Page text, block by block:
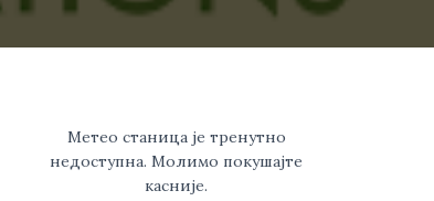
Метео станица је тренутно
недоступна. Молимо покушајте
касније.